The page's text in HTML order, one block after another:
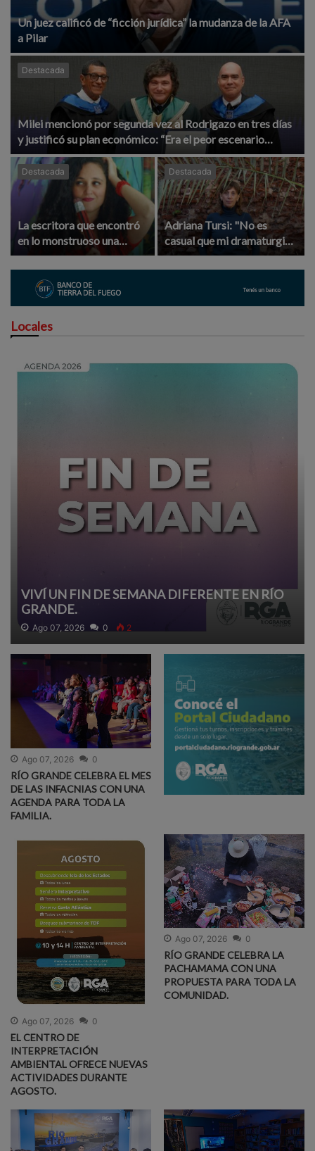
Un juez calificó de “ficción jurídica” la mudanza de la AFA
a Pilar
Destacada
Milei mencionó por segunda vez al Rodrigazo en tres días
y justificó su plan económico: “Era el peor escenario
posible”
Destacada
La escritora que encontró
en lo monstruoso una
forma de hablar sobre el
arte
Destacada
Adriana Tursi: "No es
casual que mi dramaturgia
tenga como telón de fondo
nuestra historia"
Locales
VIVÍ UN FIN DE SEMANA DIFERENTE EN RÍO
GRANDE.
Ago 07, 2026 0 2
Ago 07, 2026 0
RÍO GRANDE CELEBRA EL MES
DE LAS INFACNIAS CON UNA
AGENDA PARA TODA LA
FAMILIA.
Ago 07, 2026 0
EL CENTRO DE
INTERPRETACIÓN
AMBIENTAL OFRECE NUEVAS
ACTIVIDADES DURANTE
AGOSTO.
Ago 07, 2026 0
RÍO GRANDE CELEBRA LA
PACHAMAMA CON UNA
PROPUESTA PARA TODA LA
COMUNIDAD.